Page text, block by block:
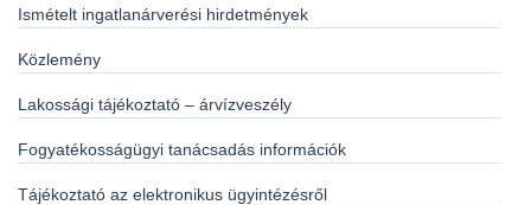
Ismételt ingatlanárverési hirdetmények
Közlemény
Lakossági tájékoztató – árvízveszély
Fogyatékosságügyi tanácsadás információk
Tájékoztató az elektronikus ügyintézésről